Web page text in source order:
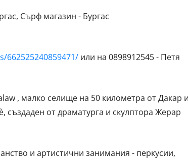
Сърф магазин - Бургас
662525240859471/ или на 0898912545 - Петя
, малко селище на 50 километра от Дакар
от драматурга и скулптора Жерар
и артистични занимания - перкусии,